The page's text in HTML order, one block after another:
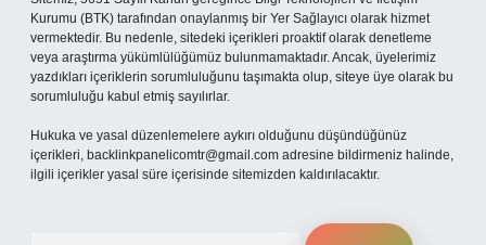
Kurumu (BTK) tarafından onaylanmış bir Yer Sağlayıcı olarak hizmet
vermektedir. Bu nedenle, sitedeki içerikleri proaktif olarak denetleme
veya araştırma yükümlülüğümüz bulunmamaktadır. Ancak, üyelerimiz
yazdıkları içeriklerin sorumluluğunu taşımakta olup, siteye üye olarak bu
sorumluluğu kabul etmiş sayılırlar.
Hukuka ve yasal düzenlemelere aykırı olduğunu düşündüğünüz
içerikleri, backlinkpanelicomtr@gmail.com adresine bildirmeniz halinde,
ilgili içerikler yasal süre içerisinde sitemizden kaldırılacaktır.